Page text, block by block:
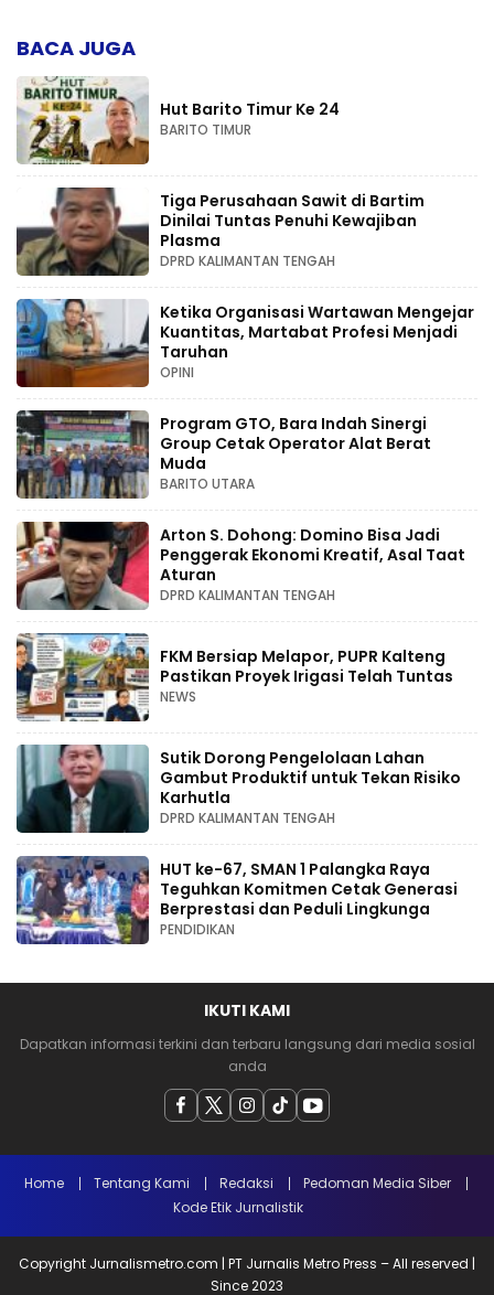
BACA JUGA
Hut Barito Timur Ke 24
BARITO TIMUR
Tiga Perusahaan Sawit di Bartim
Dinilai Tuntas Penuhi Kewajiban
Plasma
DPRD KALIMANTAN TENGAH
Ketika Organisasi Wartawan Mengejar
Kuantitas, Martabat Profesi Menjadi
Taruhan
OPINI
Program GTO, Bara Indah Sinergi
Group Cetak Operator Alat Berat
Muda
BARITO UTARA
Arton S. Dohong: Domino Bisa Jadi
Penggerak Ekonomi Kreatif, Asal Taat
Aturan
DPRD KALIMANTAN TENGAH
FKM Bersiap Melapor, PUPR Kalteng
Pastikan Proyek Irigasi Telah Tuntas
NEWS
Sutik Dorong Pengelolaan Lahan
Gambut Produktif untuk Tekan Risiko
Karhutla
DPRD KALIMANTAN TENGAH
HUT ke-67, SMAN 1 Palangka Raya
Teguhkan Komitmen Cetak Generasi
Berprestasi dan Peduli Lingkunga
PENDIDIKAN
IKUTI KAMI
Dapatkan informasi terkini dan terbaru langsung dari media sosial
anda
Home Tentang Kami Redaksi
Pedoman Media Siber
Kode Etik Jurnalistik
Copyright Jurnalismetro.com | PT Jurnalis Metro Press – All reserved |
Since 2023